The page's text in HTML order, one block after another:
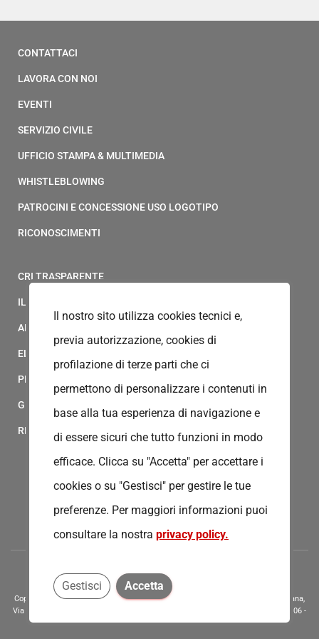
CONTATTACI
LAVORA CON NOI
EVENTI
SERVIZIO CIVILE
UFFICIO STAMPA & MULTIMEDIA
WHISTLEBLOWING
PATROCINI E CONCESSIONE USO LOGOTIPO
RICONOSCIMENTI
CRI TRASPARENTE
IL MODELLO 231 DELLA CROCE ROSSA ITALIANA
ALBO FORNITORI
ELENCO AVVOCATI
PRIVACY
GESTIONALE GAIA
RED CLOUD
Copyright © 2020 - Tutti i diritti riservati - Associazione della Croce Rossa Italiana,
Via Bernardino Ramazzini 31 - 00151 - Roma, Tel.: 065510 - P.I. e C.F. 13669721006 -
Codice Univoco Fatturazione Elettronica - KRRH6B9
Il nostro sito utilizza cookies tecnici e,
previa autorizzazione, cookies di
profilazione di terze parti che ci
permettono di personalizzare i contenuti in
base alla tua esperienza di navigazione e
di essere sicuri che tutto funzioni in modo
efficace. Clicca su "Accetta" per accettare i
cookies o su "Gestisci" per gestire le tue
preferenze. Per maggiori informazioni puoi
consultare la nostra privacy policy.
Accetta
Gestisci